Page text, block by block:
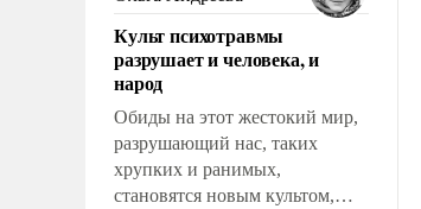
Культ психотравмы
разрушает и человека, и
народ
Обиды на этот жестокий мир,
разрушающий нас, таких
хрупких и ранимых,
становятся новым культом,